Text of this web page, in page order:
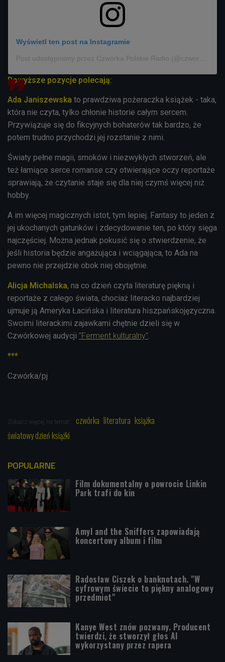
Wyświetl ten post na Instagramie
Powyższe pozycje polecają:
Ada Janiszewska to prawdziwa pożeraczka książek - taka,
która nie czyta, tylko chłonie historie całym sercem.
Przywiązuje się do fikcyjnych bohaterów tak bardzo, że
potem trudno przychodzi jej rozstanie z nimi.
Światy pełne magii, smoków i niezwykłych stworzeń, ale
też łamiące serce romanse czy otwierające oczy reportaże
sprawiają, że czytanie staje się dla niej czymś więcej niż
hobby.
A im więcej magicznych istot, tym lepiej. Fantasy to jeden z
jej ukochanych gatunków i zdecydowanie ten, po który sięga
najczęściej. Można jednak pokusić się o stwierdzenie, że
jeśli historia będzie angażująca i wciągająca, to Ada na
pewno nie przejdzie obok niej obojętnie.
Alicja Michalska, na co dzień czyta literaturę piękną i
reportaże z całego świata, chociaż literacko najbardziej
ujmuje ją Ameryka Łacińska i literatura hiszpańskojęzyczna.
Swoimi literackimi zajawkami chętnie dzieli się w
Czwórkowej audycji "Ferment kulturalny"
***
Czwórka/pj
Zobacz więcej na temat: czwórka literatura książka
światowy dzień książki
POPULARNE
Film dokumentalny o powrocie Linkin
Park trafi do kin
Amyl and the Sniffers zapowiadają
koncertowy album i film
Radosław Ciszek o banknotach. "W
cyfrowym świecie to piękny analogowy
przedmiot"
Kanye West znów pozwany. Producent
twierdzi, że stworzył głos AI
wykorzystany przez rapera